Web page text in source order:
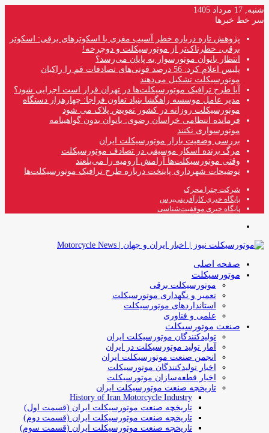
شنبه, 17 مرداد 1405
سر خط خبرها
پژوهش تازه درباره خطر آسیب مغزی با اسکوترهای برقی: اسکوتر
برقی، خطرناک‌تر از موتورسیکلت و دوچرخه!
انتظار بانوان موتورسوار به پایان می‌رسد؟
پلیس اعلام کرد: 56 درصد فوتی‌های تصادفات قم را راکبان
موتورسیکلت تشکیل می‌دهند
آیا طرح ترافیک موتورسیکلت‌ها در تهران قرار است اجرایی شود؟
مدیر عامل موسسه راهگشا بنیاد تعاون فراجا: چهارهزار دستگاه
موتورسیکلت روزانه در کشور تعویض پلاک می شود
فرمانده انتظامی خراسان رضوی: بانوان بدون گواهینامه
موتورسواری نکنند
بررسی وضعیت بازار موتورسیکلت ایران
مرگ برنده اسکار موسیقی در تصادف موتورسیکلت
وقتی موتورسیکلت‌ها آرامش ارومیه را می‌بلعند
توضیحات شهرداری پایتخت درباره طرح ترافیک موتورسیکلت‌ها
شرکت چترا محرک
پایگاه خبری کارآفرینی‌پرس
پایگاه خبری موفقیت‌شناسی
صفحه اصلی
موتورسیکلت
موتورسیکلت برقی
تعمیر و نگهداری موتورسیکلت
استانداردهای موتورسیکلت
علمی و فناوری
صنعت موتورسیکلت
تولیدکنندگان موتورسیکلت ایران
آمار تولید موتورسیکلت در ایران
انجمن صنعت موتورسیکلت ایران
اخبار تولیدکنندگان موتورسیکلت
اخبار قطعه‌سازان موتورسیکلت
تاریخچه صنعت موتورسیکلت ایران
History of Iran Motorcycle Industry
تاریخچه صنعت موتورسیکلت ایران (قسمت اول)
تاریخچه صنعت موتورسیکلت ایران (قسمت دوم)
تاریخچه صنعت موتورسیکلت ایران (قسمت سوم)